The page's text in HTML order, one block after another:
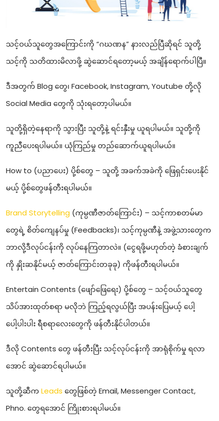
သင့်ဝယ်သူတွေအကြောင်းကို “ဂဃဏန” နားလည်ပြီဆိုရင် သူတို့
သင့်ကို သတိထားမိလာဖို့ ဆွဲဆောင်ရတော့မယ့် အချိန်ရောက်ပါပြီ။
ဒီအတွက် Blog တွေ၊ Facebook, Instagram, Youtube တို့လို
Social Media တွေကို သုံးရတော့ပါမယ်။
သူတို့ရှိတဲ့နေရာကို သွားပြီး သူတို့နဲ့ ရင်းနှီးမှု ယူရပါမယ်။ သူတို့ကို
ကူညီပေးရပါမယ်။ ယုံကြည်မှု တည်ဆောက်ယူရပါမယ်။
How to (ပညာပေး) ပို့စ်တွေ – သူတို့ အခက်အခဲကို ဖြေရှင်းပေးနိုင်
မယ့် ပို့စ်တွေဖန်တီးရပါမယ်။
Brand Storytelling (ကုမ္ပဏီဇာတ်ကြောင်း) – သင့်ကာစတမ်မာ
တွေရဲ့ စိတ်ကျေနပ်မှု (Feedbacks)၊ သင့်ကုမ္ပဏီနဲ့ အဖွဲ့သားတွေက
ဘာလို့ဒီလုပ်ငန်းကို လုပ်နေကြတာလဲ။ (ငွေရဖို့မဟုတ်တဲ့ ခံစားချက်
ကို နှိုးဆနိုင်မယ့် ဇာတ်ကြောင်းတခုခု) ကိုဖန်တီးရပါမယ်။
Entertain Contents (ဖျော်ဖြေရေး) ပို့စ်တွေ – သင့်ဝယ်သူတွေ
သိပ်အားထုတ်စရာ မလိုဘဲ ကြည့်ရလွယ်ပြီး အပန်းပြေမယ့် ပေါ့
ပေါ့ပါးပါး ရီစရာလေးတွေကို ဖန်တီးနိုင်ပါတယ်။
ဒီလို Contents တွေ ဖန်တီးပြီး သင့်လုပ်ငန်းကို အာရုံစိုက်မှု ရလာ
အောင် ဆွဲဆောင်ရပါမယ်။
သူတို့ဆီက Leads တွေဖြစ်တဲ့ Email, Messenger Contact,
Phno. တွေရအောင် ကြိုးစားရပါမယ်။